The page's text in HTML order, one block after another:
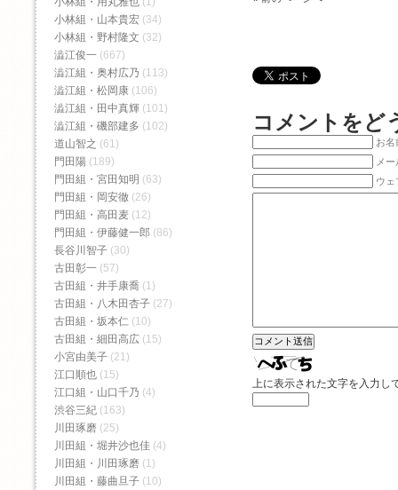
コメントをど
お名
メ
ウェ
上に表示された文字を入力し
小林組・山本貴宏 (34)
小林組・野村隆文 (32)
澁江俊一 (667)
澁江組・奥村広乃 (113)
澁江組・松岡康 (106)
澁江組・田中真輝 (101)
澁江組・磯部建多 (102)
道山智之 (61)
門田陽 (189)
門田組・宮田知明 (63)
門田組・岡安徹 (26)
門田組・高田麦 (12)
門田組・伊藤健一郎 (86)
長谷川智子 (30)
古田彰一 (57)
古田組・井手康喬 (1)
古田組・八木田杏子 (27)
古田組・坂本仁 (10)
古田組・細田高広 (15)
小宮由美子 (21)
江口順也 (15)
江口組・山口千乃 (4)
渋谷三紀 (163)
川田琢磨 (25)
川田組・堀井沙也佳 (4)
川田組・川田琢磨 (1)
川田組・藤曲旦子 (10)